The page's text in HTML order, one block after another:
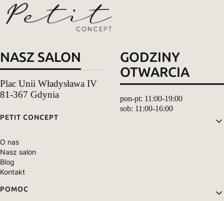
NASZ SALON
Plac Unii Władysława IV
81-367 Gdynia
GODZINY
OTWARCIA
pon-pt: 11:00-19:00
sob: 11:00-16:00
Linki w stopce
PETIT CONCEPT
O nas
Nasz salon
Blog
Kontakt
POMOC